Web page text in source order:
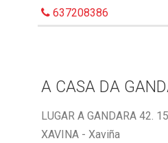
637208386
A CASA DA
LUGAR A GANDARA 42.
XAVINA - Xaviña